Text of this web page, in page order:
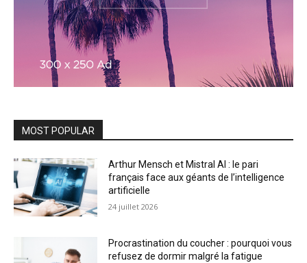
MOST POPULAR
Arthur Mensch et Mistral AI : le pari
français face aux géants de l’intelligence
artificielle
24 juillet 2026
Procrastination du coucher : pourquoi vous
refusez de dormir malgré la fatigue